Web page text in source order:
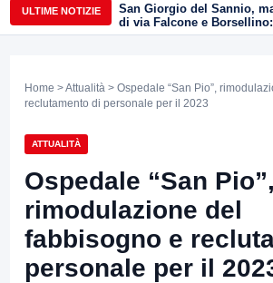
ULTIME NOTIZIE
San Giorgio del Sannio,
di via Falcone e
Lombardi replicano alle
Home >Attualità > Ospedale “San Pio”,
reclutamento di personale per il 2023
ATTUALITÀ
Ospedale “San Pio”,
rimodulazione del
fabbisogno e
personale per il